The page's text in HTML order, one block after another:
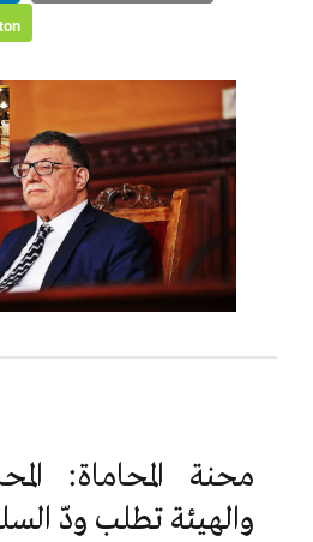
محنة المحاماة:
والهيئة تطلب ودّ